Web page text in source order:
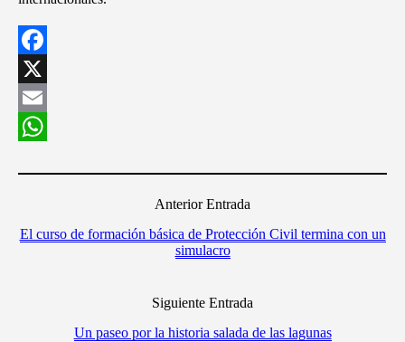
Facebook
X
Email
Anterior Entrada
El curso de formación básica de Protección Civil termina con un
simulacro
Siguiente Entrada
Un paseo por la historia salada de las lagunas